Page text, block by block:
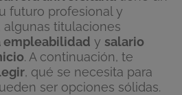
futuro profesional y
algunas titulaciones
empleabilidad y salario
. A continuación, te
, qué se necesita para
ser opciones sólidas.